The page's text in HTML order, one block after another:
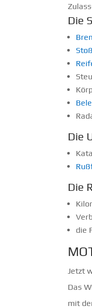
Die
Die
Die
die
Jetzt
Das
mit